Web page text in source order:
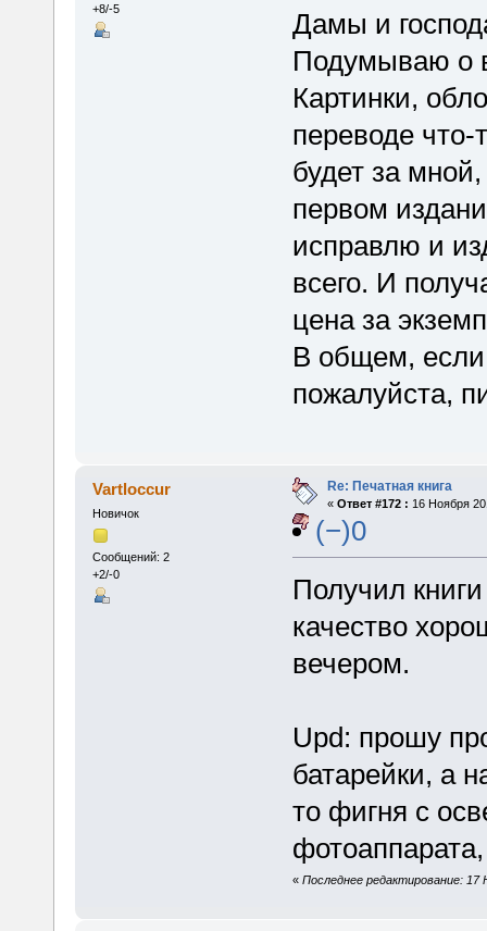
+8/-5
Дамы и
Подумываю о
Картинки,
переводе что-
будет за
первом
исправлю и
всего. И
цена за
В общем, если
пожалуйста,
Vartloccur
Новичок
Сообщений: 2
+2/-0
Re: Печатная книга
« Ответ #172 : 16 Ноября
(−)0
Получил
качество
вечером.
Upd: прошу
батарейки, а
то фигня с
« Последнее редактирование: 17